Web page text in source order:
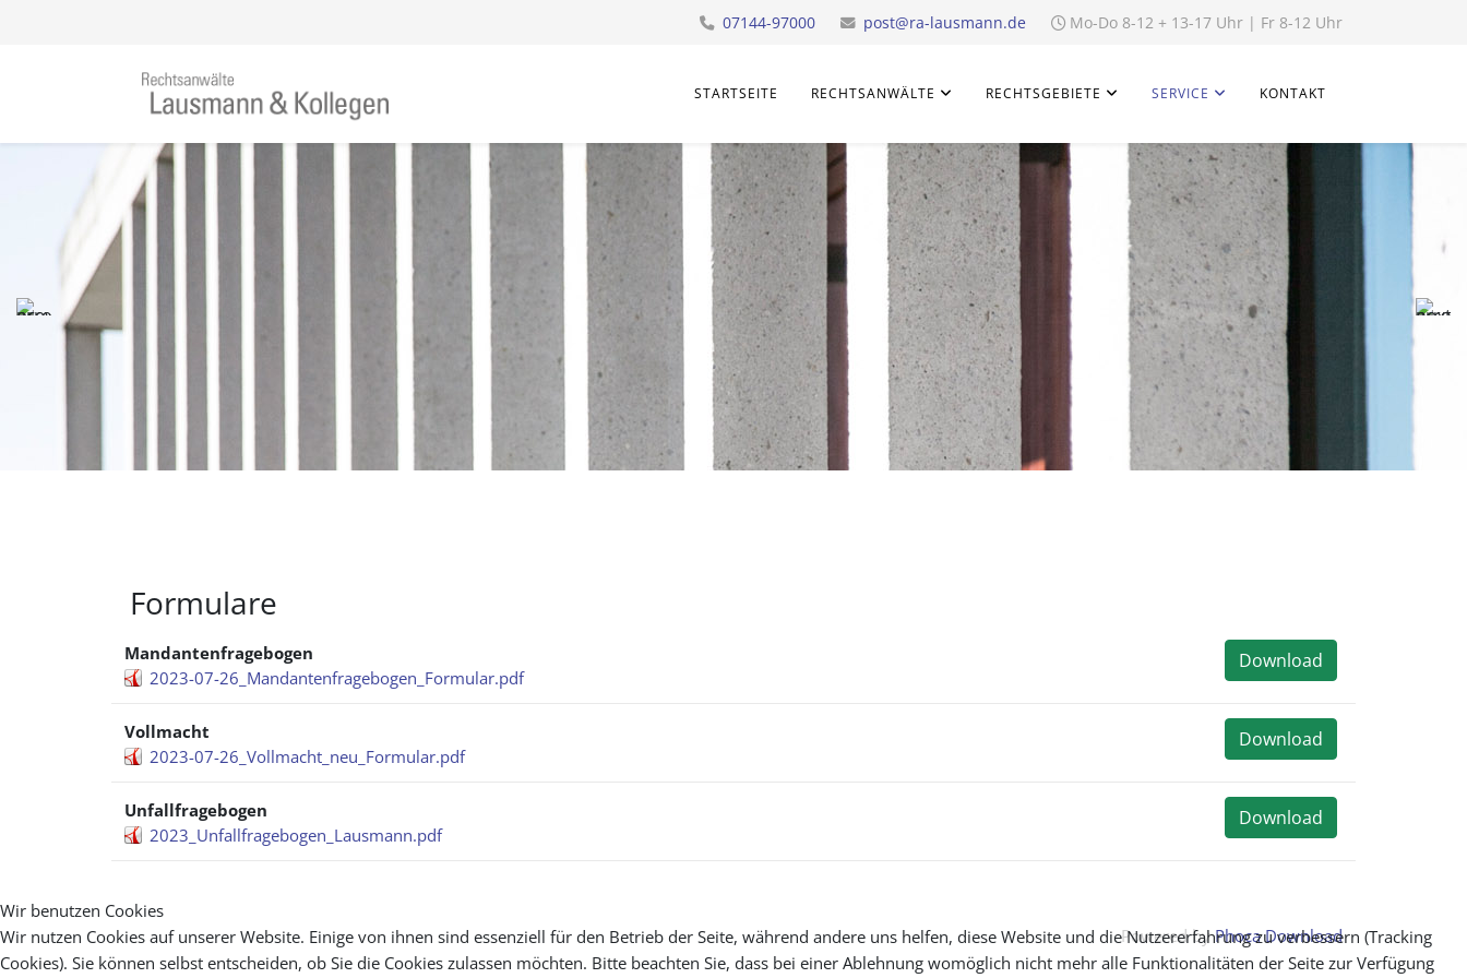
07144-97000 post@ra-lausmann.de Mo-Do 8-12 + 13-17 Uhr | Fr 8-12 Uhr
STARTSEITE RECHTSANWÄLTE RECHTSGEBIETE SERVICE KONTAKT
Formulare
Mandantenfragebogen
2023-07-26_Mandantenfragebogen_Formular.pdf
Download
Vollmacht
2023-07-26_Vollmacht_neu_Formular.pdf
Download
Unfallfragebogen
2023_Unfallfragebogen_Lausmann.pdf
Download
Powered byPhoca Download
Wir benutzen Cookies
Wir nutzen Cookies auf unserer Website. Einige von ihnen sind essenziell für den Betrieb der Seite, während andere uns helfen, diese Website und die Nutzererfahrung zu verbessern (Tracking
Cookies). Sie können selbst entscheiden, ob Sie die Cookies zulassen möchten. Bitte beachten Sie, dass bei einer Ablehnung womöglich nicht mehr alle Funktionalitäten der Seite zur Verfügung